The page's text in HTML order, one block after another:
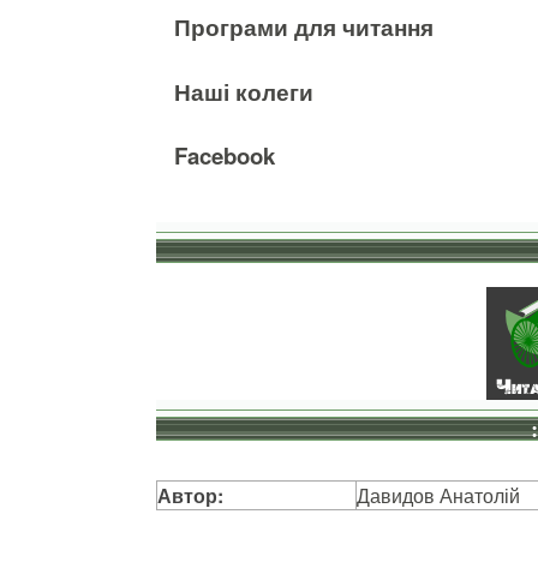
Програми для читання
Наші колеги
Facebook
Автор: Давидов Анатолій